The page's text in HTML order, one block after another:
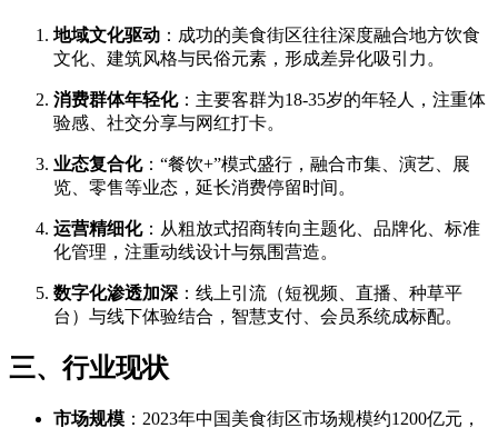
地域文化驱动 ：成功的美食街区往往深度融合地方饮食
文化、建筑风格与民俗元素，形成差异化吸引力。
消费群体年轻化：主要客群为18-35岁的年轻人，注重体
验感、社交分享与网红打卡。
业态复合化：“餐饮+”模式盛行，融合市集、演艺、展
览、零售等业态，延长消费停留时间。
运营精细化：从粗放式招商转向主题化、品牌化、标准
化管理，注重动线设计与氛围营造。
数字化渗透加深 ：线上引流（短视频、直播、种草平
台）与线下体验结合，智慧支付、会员系统成标配。
三、行业现状
市场规模 ：2023年中国美食街区市场规模约1200亿元，